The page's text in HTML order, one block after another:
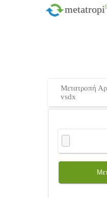
metatropi
Μετατροπή
vsdx